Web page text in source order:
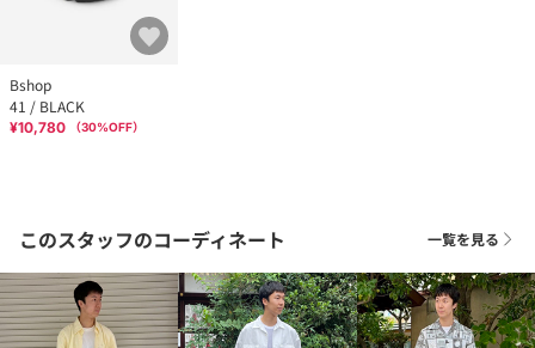
Bshop
41 / BLACK
¥10,780 （30%OFF）
このスタッフのコーディネート 一覧を見る